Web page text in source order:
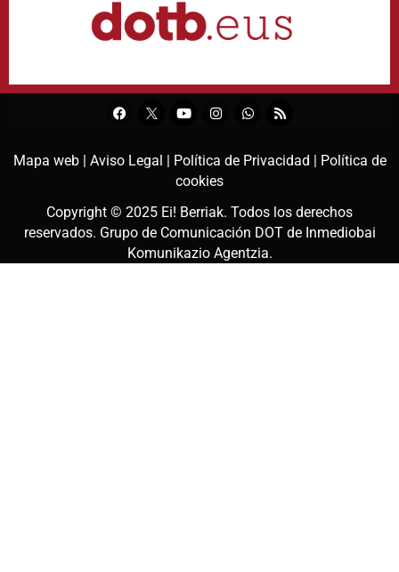
Mapa web | Aviso Legal | Política de Privacidad |
Política de
cookies
Copyright © 2025 Ei! Berriak. Todos los derechos
reservados. Grupo de Comunicación DOT de Inmediobai
Komunikazio Agentzia.